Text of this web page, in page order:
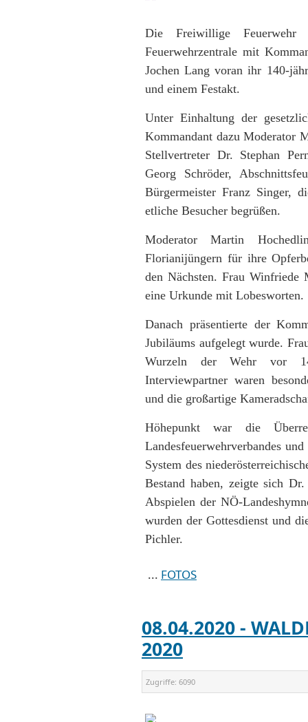
Die Freiwillige
Feuerwehrzentrale mit
Jochen Lang voran ihr 140-
und einem Festakt.
Unter Einhaltung der
Kommandant dazu Moderator
Stellvertreter Dr. Stephan
Georg Schröder,
Bürgermeister Franz Singer,
etliche Besucher begrüßen.
Moderator Martin
Florianijüngern für ihre
den Nächsten. Frau Winfriede
eine Urkunde mit Lobesworten.
Danach präsentierte der
Jubiläums aufgelegt wurde.
Wurzeln der Wehr vor
Interviewpartner waren
und die großartige
Höhepunkt war die
Landesfeuerwehrverbandes
System des
Bestand haben, zeigte sich
Abspielen der NÖ-
wurden der Gottesdienst und
Pichler.
... FOTOS
08.04.2020 -
2020
Zugriffe: 6090